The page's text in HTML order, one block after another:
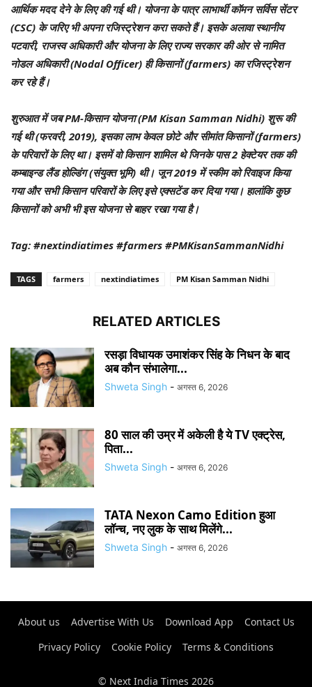
आर्थिक मदद देने के लिए की गई थी। योजना के पात्र लाभार्थी कॉमन सर्विस सेंटर
(CSC) के जरिए भी अपना रजिस्ट्रेशन करा सकते हैं। इसके अलावा स्थानीय
पटवारी, राजस्व अधिकारी और योजना के लिए राज्य सरकार की ओर से नामित
नोडल अधिकारी (Nodal Officer) ही किसानों (farmers) का रजिस्ट्रेशन
कर रहे हैं।
शुरुआत में जब PM-किसान योजना (PM Kisan Samman Nidhi) शुरू की
गई थी (फरवरी, 2019), इसका लाभ केवल छोटे और सीमांत किसानों (farmers)
के परिवारों के लिए था। इसमें वो किसान शामिल थे जिनके पास 2 हेक्टेयर तक की
कम्बाइन्ड लैंड होल्डिंग (संयुक्त भूमि) थी। जून 2019 में स्कीम को रिवाइज किया
गया और सभी किसान परिवारों के लिए इसे एक्सटेंड कर दिया गया। हालांकि कुछ
किसानों को अभी भी इस योजना से बाहर रखा गया है।
Tag: #nextindiatimes #farmers #PMKisanSammanNidhi
TAGS farmers nextindiatimes PM Kisan Samman Nidhi
RELATED ARTICLES
रसड़ा विधायक उमाशंकर सिंह के निधन के बाद
अब कौन संभालेगा...
Shweta Singh - अगस्त 6, 2026
80 साल की उम्र में अकेली है ये TV एक्ट्रेस,
पिता...
Shweta Singh - अगस्त 6, 2026
TATA Nexon Camo Edition हुआ
लॉन्च, नए लुक के साथ मिलेंगे...
Shweta Singh - अगस्त 6, 2026
About us Advertise With Us Download App
Contact Us
Privacy Policy
Cookie Policy Terms & Conditions
© Next India Times 2026